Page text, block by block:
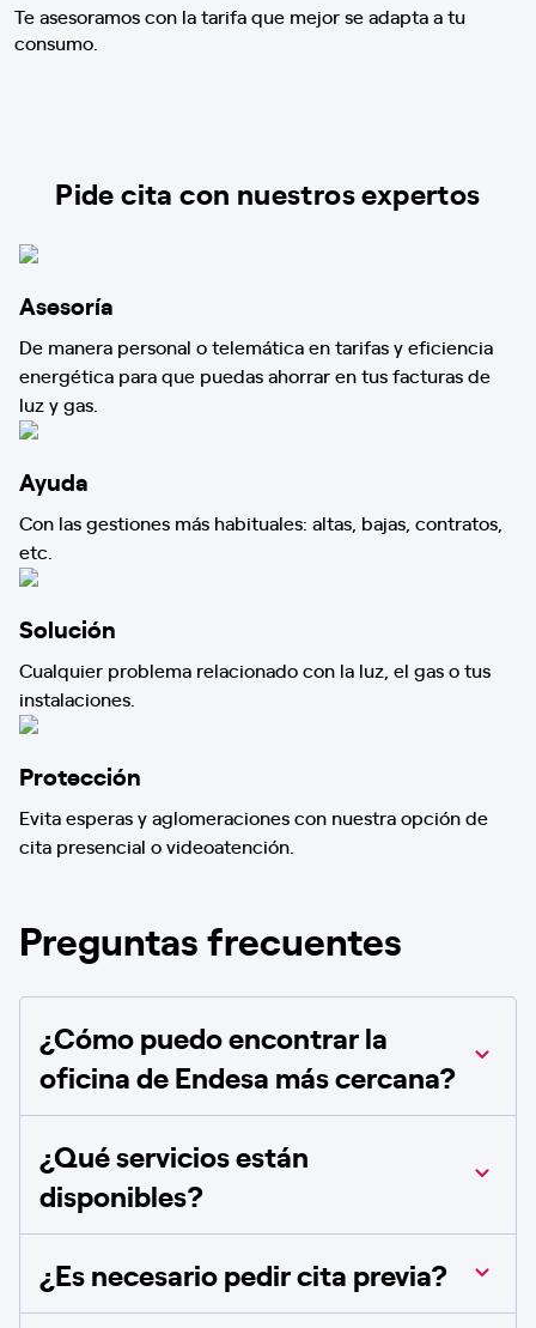
Te asesoramos con la tarifa que mejor se adapta a tu
consumo.
Pide cita con nuestros expertos
Asesoría
De manera personal o telemática en tarifas y eficiencia
energética para que puedas ahorrar en tus facturas de
luz y gas.
Ayuda
Con las gestiones más habituales: altas, bajas, contratos,
etc.
Solución
Cualquier problema relacionado con la luz, el gas o tus
instalaciones.
Protección
Evita esperas y aglomeraciones con nuestra opción de
cita presencial o videoatención.
Preguntas frecuentes
¿Cómo puedo encontrar la
oficina de Endesa más cercana?
¿Qué servicios están
disponibles?
¿Es necesario pedir cita previa?